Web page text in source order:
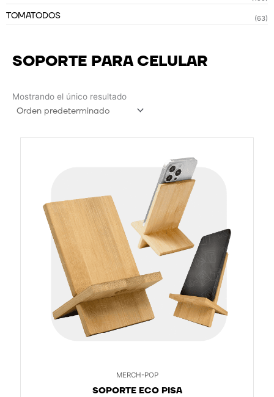
TOMATODOS (63)
SOPORTE PARA CELULAR
Mostrando el único resultado
MERCH-POP
SOPORTE ECO PISA